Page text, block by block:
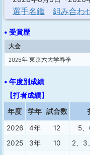
選手名鑑 組み合わ
• 受賞歴
大会
2026年 東京六大学春季
• 年度別成績
【打者成績】
年度
学年 試合数
2026 4年 12 5
2025
3年 10 2、3